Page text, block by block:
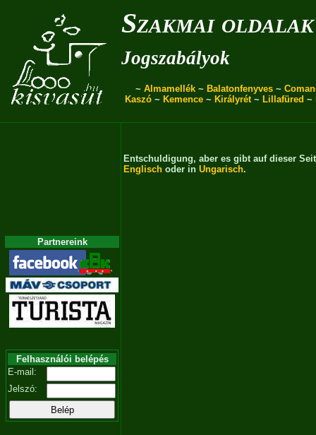
Szakmai oldalak
Jogszabályok
~ Almamellék ~ Balatonfenyves ~
Kaszó~ Kemence~ Királyrét~ Lillafüred ~
Partnereink
Felhasználói belépés
E-mail:
Jelszó:
Entschuldigung, aber es gibt auf dieser
Englisch oder in Ungarisch.